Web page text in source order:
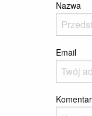
Nazwa
Email